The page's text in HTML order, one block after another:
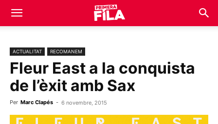
ACTUALITAT RECOMANEM
Fleur East a la conquista
de l’èxit amb Sax
Per Marc Clapés - 6 novembre, 2015